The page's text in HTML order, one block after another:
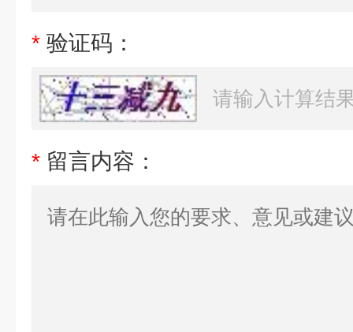
* 验证码：
* 留言内容：